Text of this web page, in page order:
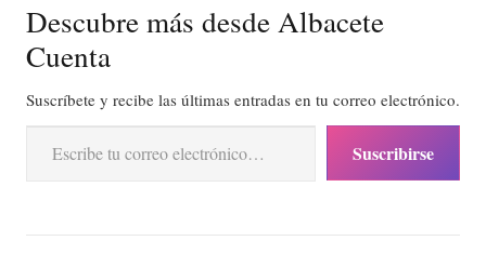
Descubre más desde Albacete
Cuenta
Suscríbete y recibe las últimas entradas en tu correo electrónico.
Escribe tu correo electrónico…
Suscribirse